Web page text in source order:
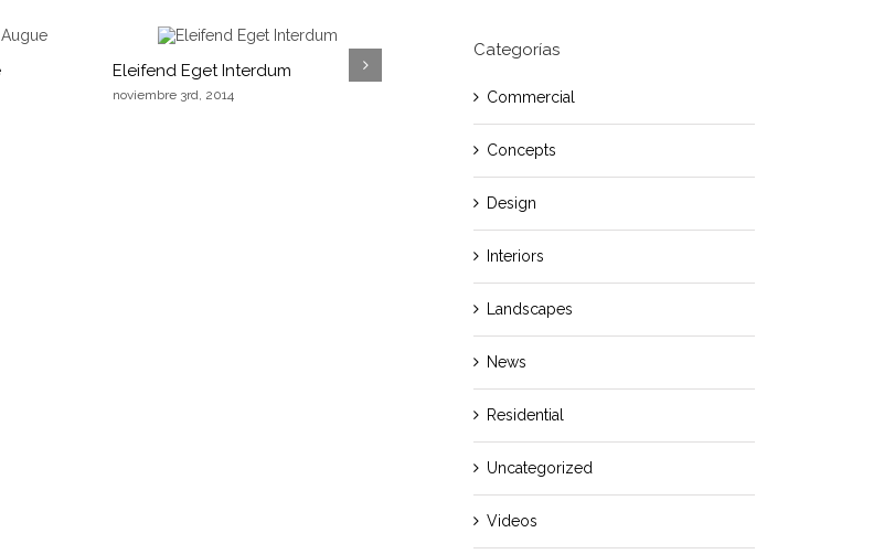
Eleifend Eget Interdum
noviembre 3rd, 2014 noviembre 3rd, 2014
Categorías
Commercial
Concepts
Design
Interiors
Landscapes
News
Residential
Uncategorized
Videos